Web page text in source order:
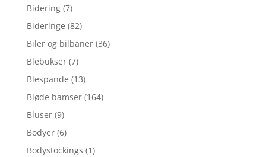
Bidering (7)
Bideringe (82)
Biler og bilbaner (36)
Blebukser (7)
Blespande (13)
Bløde bamser (164)
Bluser (9)
Bodyer (6)
Bodystockings (1)